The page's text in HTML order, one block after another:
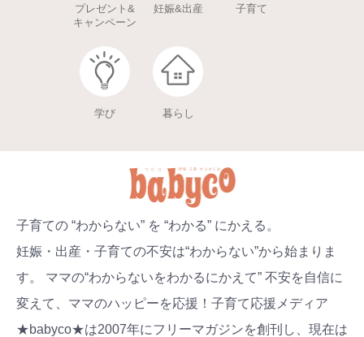
プレゼント&
キャンペーン
妊娠&出産 子育て
学び 暮らし
子育ての “わからない” を “わかる” にかえる。
妊娠・出産・子育ての不安は“わからない”から始まりま
す。 ママの“わからないをわかるにかえて” 不安を自信に
変えて、ママのハッピーを応援！子育て応援メディア
★babyco★は2007年にフリーマガジンを創刊し、現在は